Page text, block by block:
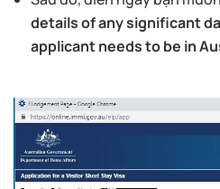
details of any significant
applicant needs to be in